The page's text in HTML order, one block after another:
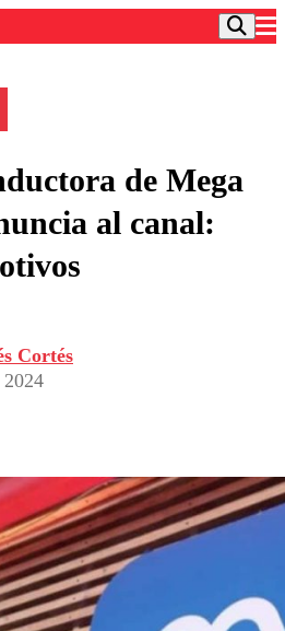
Chilena
de Chile
en medios
de Mega
al canal:
Cortés